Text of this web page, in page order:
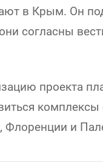
в Крым. Он
согласны
проекта
Флоренции и